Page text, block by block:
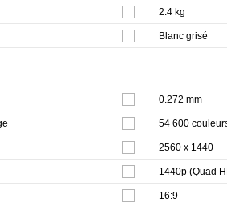
2.4 kg
Blanc grisé
0.272 mm
54 600
2560 x 1440
1440p (Quad
16:9